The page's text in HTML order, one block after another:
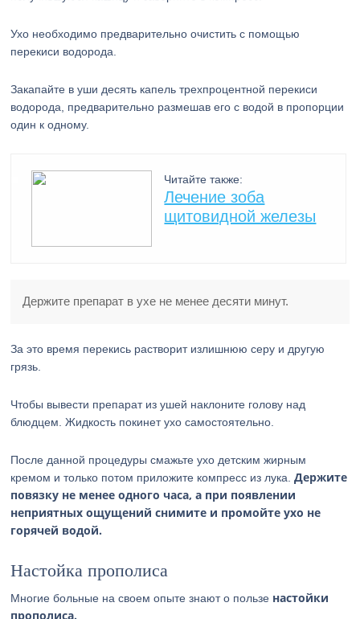
Ухо необходимо предварительно очистить с помощью
перекиси водорода.
Закапайте в уши десять капель трехпроцентной перекиси
водорода, предварительно размешав его с водой в пропорции
один к одному.
Читайте также:
Лечение зоба
щитовидной железы
Держите препарат в ухе не менее десяти минут.
За это время перекись растворит излишнюю серу и другую
грязь.
Чтобы вывести препарат из ушей наклоните голову над
блюдцем. Жидкость покинет ухо самостоятельно.
После данной процедуры смажьте ухо детским жирным
кремом и только потом приложите компресс из лука.Держите
повязку не менее одного часа, а при появлении
неприятных ощущений снимите и промойте ухо не
горячей водой.
Настойка прополиса
Многие больные на своем опыте знают о пользе настойки
прополиса.